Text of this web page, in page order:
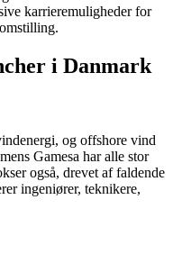
karrieremuligheder for
i Danmark
og offshore vind
Gamesa har alle stor
også, drevet af faldende
ingeniører, teknikere,